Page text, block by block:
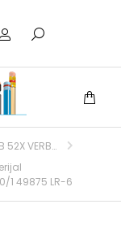
1 49875 LR-6
CD-R 700MB 52X VERBATIM EXTRA PRO. SPINDLE 100/1